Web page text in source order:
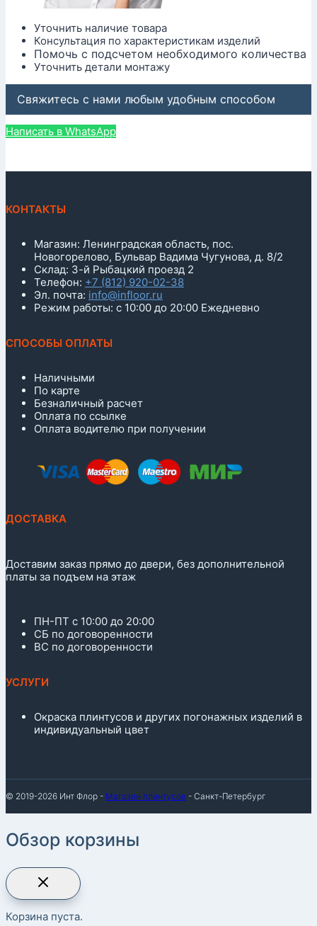
Уточнить наличие товара
Консультация по характеристикам изделий
Помочь с подсчетом необходимого количества
Уточнить детали монтажу
Свяжитесь с нами любым удобным способом
Написать в WhatsApp
КОНТАКТЫ
Магазин: Ленинградская область, пос.
Новогорелово, Бульвар Вадима Чугунова, д. 8/2
Склад: 3-й Рыбацкий проезд 2
Телефон: +7 (812) 920-02-38
Эл. почта: info@infloor.ru
Режим работы: с 10:00 до 20:00 Ежедневно
СПОСОБЫ ОПЛАТЫ
Наличными
По карте
Безналичный расчет
Оплата по ссылке
Оплата водителю при получении
ДОСТАВКА
Доставим заказ прямо до двери, без дополнительной
платы за подъем на этаж
ПН-ПТ с 10:00 до 20:00
СБ по договоренности
ВС по договоренности
УСЛУГИ
Окраска плинтусов и других погонажных изделий в
индивидуальный цвет
© 2019-2026 Инт Флор - Магазин плинтусов - Санкт-Петербург
Обзор корзины
Корзина пуста.